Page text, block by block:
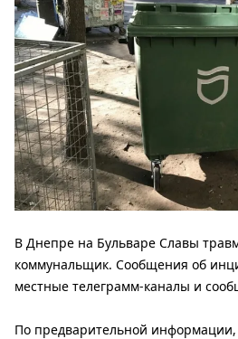
В Днепре на Бульваре Славы
коммунальщик. Сообщения об
местные телеграмм-каналы и
По предварительной